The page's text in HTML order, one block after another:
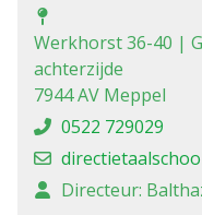
Werkhorst 36-40 |
achterzijde
7944 AV Meppel
0522 729029
Directeur: